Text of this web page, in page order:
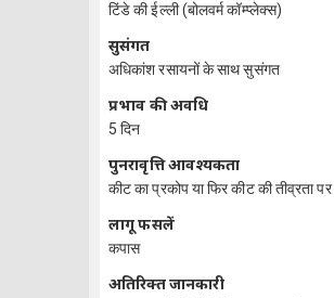
टिंडे की ईल्ली (बोलवर्म कॉम्प्लेक्स)
सुसंगत
अधिकांश रसायनों के साथ सुसंगत
प्रभाव की अवधि
5 दिन
पुनरावृत्ति आवश्यकता
कीट का प्रकोप या फिर कीट की तीव्रता पर
लागू फसलें
कपास
अतिरिक्त जानकारी